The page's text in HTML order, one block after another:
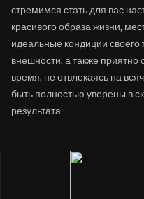
стремимся стать для вас
красивого образа жизни,
идеальные кондиции своего
внешности, а также приятно
время, не отвлекаясь на
быть полностью уверены в
результата.